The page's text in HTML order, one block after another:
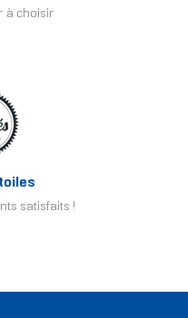
à choisir
satisfaits !